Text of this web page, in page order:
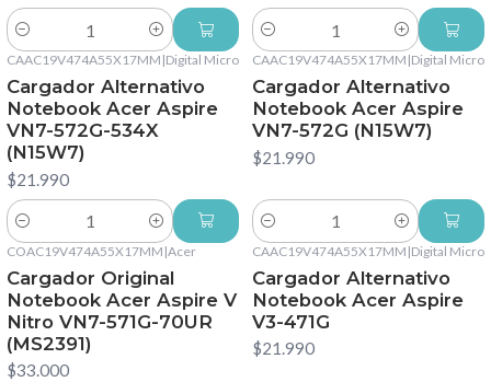
Cantidad Cantidad
CAAC19V474A55X17MM |Digital Micro
Cargador Alternativo
Notebook Acer Aspire
VN7-572G-534X
(N15W7)
$21.990
Cantidad
CAAC19V474A55X17MM |Digital Micro
Cargador Alternativo
Notebook Acer Aspire
VN7-572G (N15W7)
$21.990
Cantidad
COAC19V474A55X17MM |Acer
Cargador Original
Notebook Acer Aspire V
Nitro VN7-571G-70UR
(MS2391)
$33.000
CAAC19V474A55X17MM |Digital Micro
Cargador Alternativo
Notebook Acer Aspire
V3-471G
$21.990